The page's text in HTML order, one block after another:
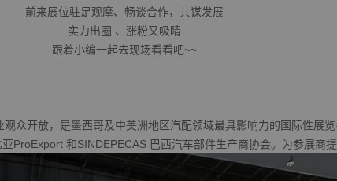
前来展位驻足观摩、畅谈合作，共谋发展
实力出圈 、涨粉又吸睛
跟着小编一起去现场看看吧~~
众开放，是墨西哥及中美洲地区汽配领域最具影响力的国际性展
和SINDEPECAS 巴西汽车部件生产商协会。为参展商